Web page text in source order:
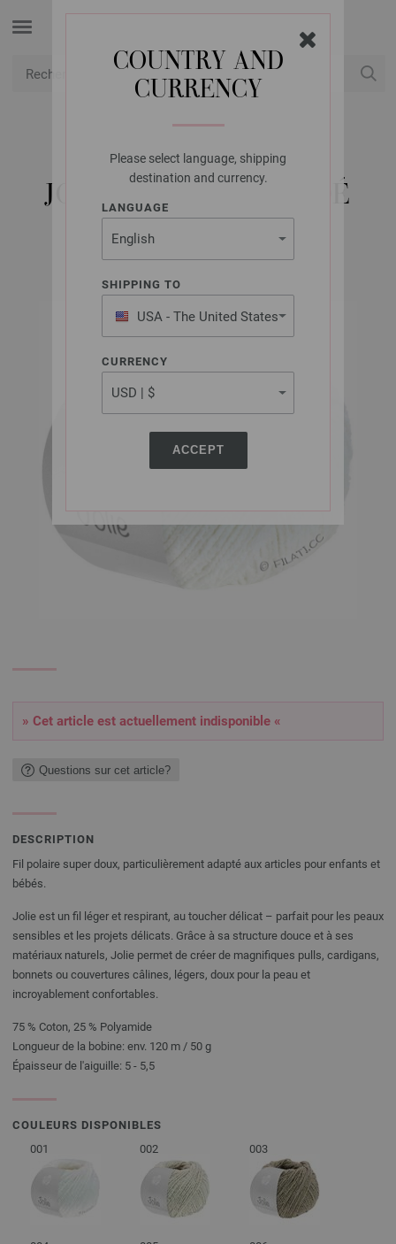
COUNTRY AND
CURRENCY
Please select language, shipping
destination and currency.
LANGUAGE
SHIPPING TO
USA - The United States
of America
CURRENCY
ACCEPT
LANA GROSSA
JOLIE UNI & DÉGRADÉ
» Cet article est actuellement indisponible «
Questions sur cet article?
DESCRIPTION
Fil polaire super doux, particulièrement adapté aux articles pour enfants et
bébés.
Jolie est un fil léger et respirant, au toucher délicat – parfait pour les peaux
sensibles et les projets délicats. Grâce à sa structure douce et à ses
matériaux naturels, Jolie permet de créer de magnifiques pulls, cardigans,
bonnets ou couvertures câlines, légers, doux pour la peau et
incroyablement confortables.
75 % Coton, 25 % Polyamide
Longueur de la bobine: env. 120 m / 50 g
Épaisseur de l'aiguille: 5 - 5,5
COULEURS DISPONIBLES
001
002 003